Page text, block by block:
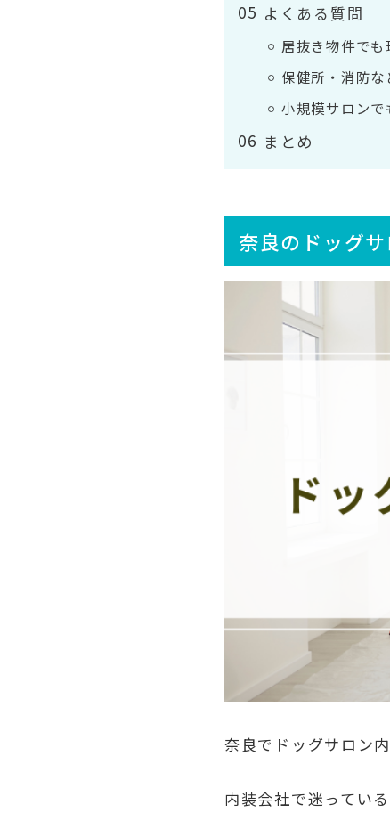
よくある質問
居抜き物件でも
保健所・消防な
小規模サロンで
まとめ
奈良のドッグ
奈良でドッグサロン
内装会社で迷ってい